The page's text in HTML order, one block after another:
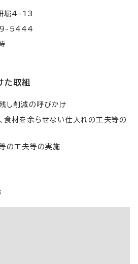
堀4-13
5444
た取組
し削減の呼びかけ
食材を余らせない仕入れの工夫等の
の工夫等の実施